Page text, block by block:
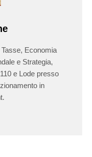
Economia
e Strategia,
e Lode presso
in